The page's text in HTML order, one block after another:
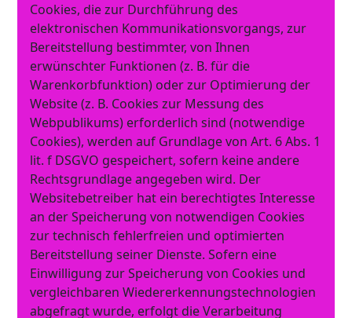
Cookies, die zur Durchführung des
elektronischen Kommunikationsvorgangs, zur
Bereitstellung bestimmter, von Ihnen
erwünschter Funktionen (z. B. für die
Warenkorbfunktion) oder zur Optimierung der
Website (z. B. Cookies zur Messung des
Webpublikums) erforderlich sind (notwendige
Cookies), werden auf Grundlage von Art. 6 Abs. 1
lit. f DSGVO gespeichert, sofern keine andere
Rechtsgrundlage angegeben wird. Der
Websitebetreiber hat ein berechtigtes Interesse
an der Speicherung von notwendigen Cookies
zur technisch fehlerfreien und optimierten
Bereitstellung seiner Dienste. Sofern eine
Einwilligung zur Speicherung von Cookies und
vergleichbaren Wiedererkennungstechnologien
abgefragt wurde, erfolgt die Verarbeitung